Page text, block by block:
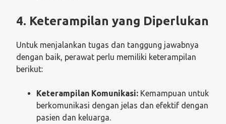
4. Keterampilan yang Diperlukan
Untuk menjalankan tugas dan tanggung jawabnya
dengan baik, perawat perlu memiliki keterampilan
berikut:
Keterampilan Komunikasi: Kemampuan untuk
berkomunikasi dengan jelas dan efektif dengan
pasien dan keluarga.